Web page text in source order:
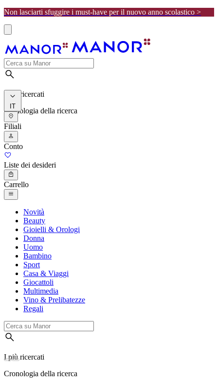
Non lasciarti sfuggire i must-have per il nuovo anno scolastico >
I più ricercati
Cronologia della ricerca
IT
Filiali
Conto
Liste dei desideri
Carrello
Novità
Beauty
Gioielli & Orologi
Donna
Uomo
Bambino
Sport
Casa & Viaggi
Giocattoli
Multimedia
Vino & Prelibatezze
Regali
I più ricercati
Cronologia della ricerca